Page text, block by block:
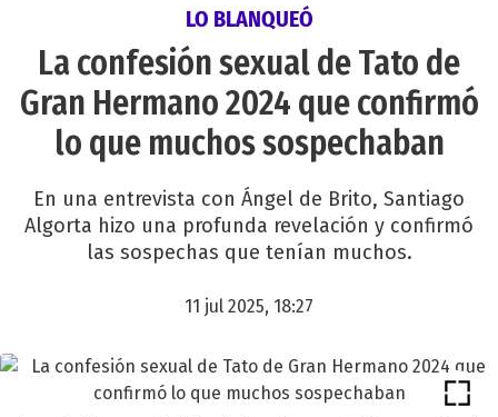
LO BLANQUEÓ
La confesión sexual de Tato de
Gran Hermano 2024 que confirmó
lo que muchos sospechaban
En una entrevista con Ángel de Brito, Santiago
Algorta hizo una profunda revelación y confirmó
las sospechas que tenían muchos.
11 jul 2025, 18:27